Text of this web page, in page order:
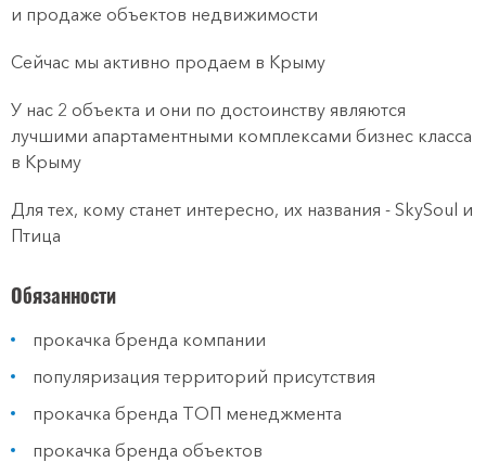
и продаже объектов недвижимости
Сейчас мы активно продаем в Крыму
У нас 2 объекта и они по достоинству являются
лучшими апартаментными комплексами бизнес класса
в Крыму
Для тех, кому станет интересно, их названия - SkySoul и
Птица
Обязанности
прокачка бренда компании
популяризация территорий присутствия
прокачка бренда ТОП менеджмента
прокачка бренда объектов